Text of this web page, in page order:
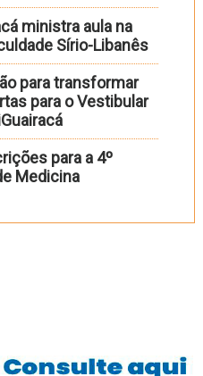
ministra aula na
Sírio-Libanês
para transformar
para o Vestibular
para a 4º
Medicina